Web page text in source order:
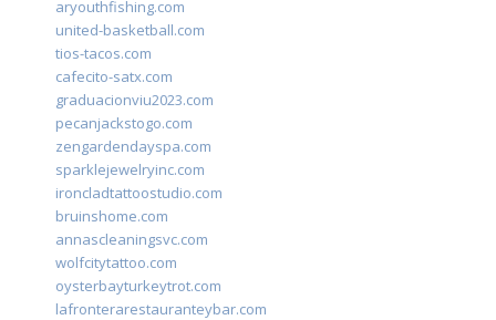
aryouthfishing.com
united-basketball.com
tios-tacos.com
cafecito-satx.com
graduacionviu2023.com
pecanjackstogo.com
zengardendayspa.com
sparklejewelryinc.com
ironcladtattoostudio.com
bruinshome.com
annascleaningsvc.com
wolfcitytattoo.com
oysterbayturkeytrot.com
lafronterarestauranteybar.com